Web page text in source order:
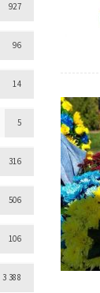
927
96
14
5
316
506
106
3 388